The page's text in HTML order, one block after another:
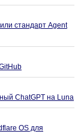
стандарт Agent
ChatGPT на Luna
OS для